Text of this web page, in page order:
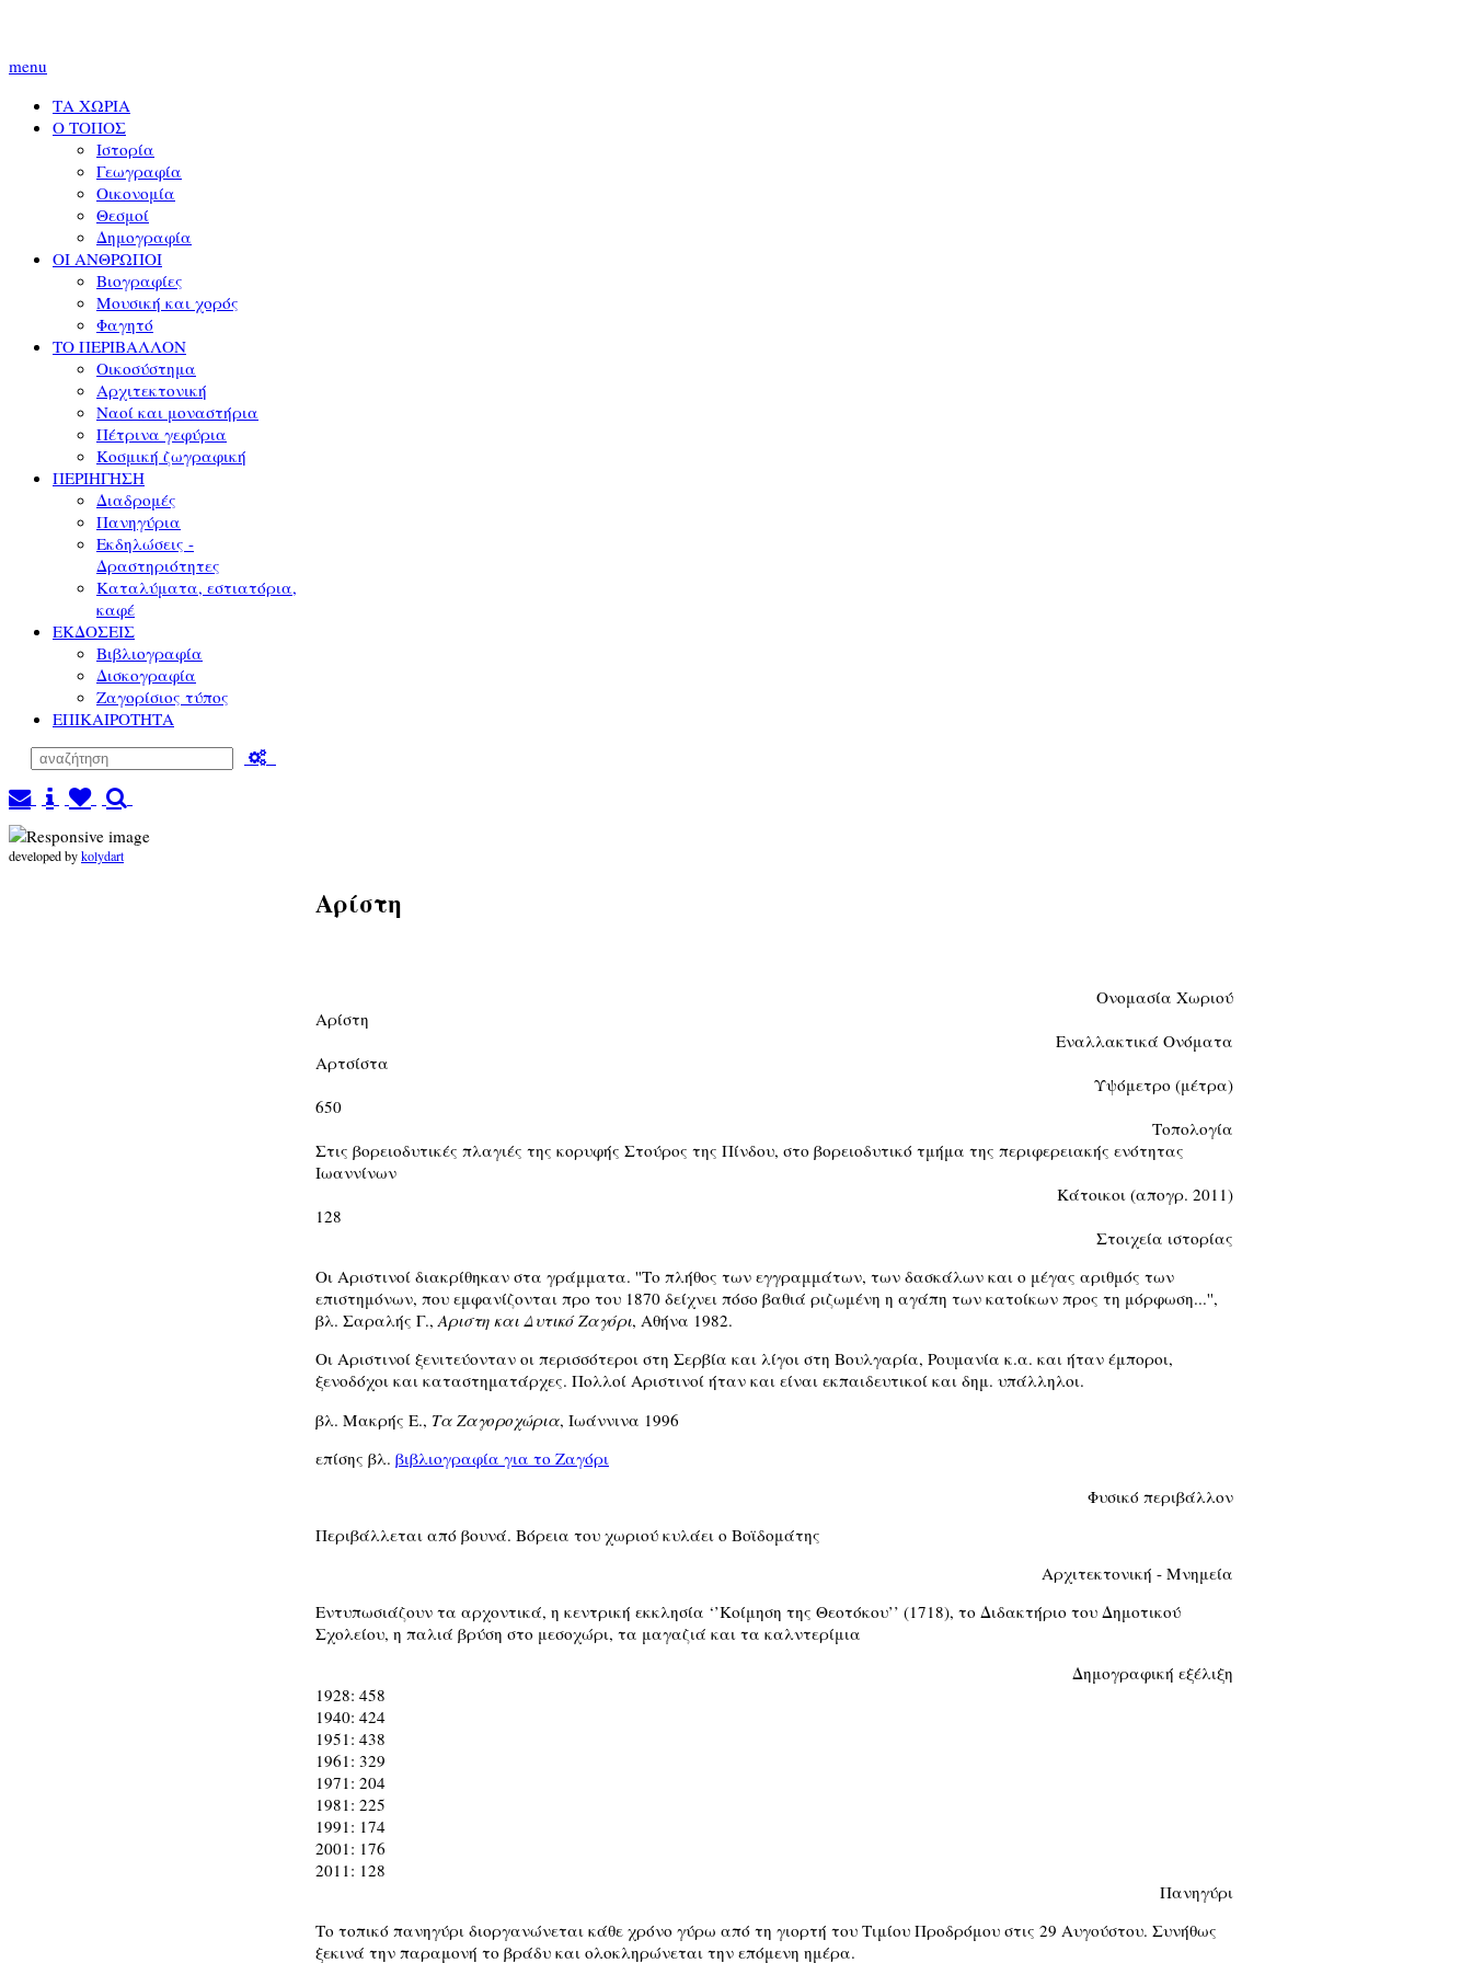
menu
ΤΑ ΧΩΡΙΑ
Ο ΤΟΠΟΣ
Ιστορία
Γεωγραφία
Οικονομία
Θεσμοί
Δημογραφία
ΟΙ ΑΝΘΡΩΠΟΙ
Βιογραφίες
Μουσική και χορός
Φαγητό
ΤΟ ΠΕΡΙΒΑΛΛΟΝ
Οικοσύστημα
Αρχιτεκτονική
Ναοί και μοναστήρια
Πέτρινα γεφύρια
Κοσμική ζωγραφική
ΠΕΡΙΗΓΗΣΗ
Διαδρομές
Πανηγύρια
Εκδηλώσεις -
Δραστηριότητες
Καταλύματα, εστιατόρια,
καφέ
ΕΚΔΟΣΕΙΣ
Βιβλιογραφία
Δισκογραφία
Ζαγορίσιος τύπος
ΕΠΙΚΑΙΡΟΤΗΤΑ
developed bykolydart
Αρίστη
Ονομασία Χωριού
Αρίστη
Εναλλακτικά Ονόματα
Αρτσίστα
Υψόμετρο (μέτρα)
650
Τοπολογία
Στις βορειοδυτικές πλαγιές της κορυφής Στούρος της Πίνδου, στο βορειοδυτικό τμήμα της περιφερειακής ενότητας
Ιωαννίνων
Κάτοικοι (απογρ. 2011)
128
Στοιχεία ιστορίας
Οι Αριστινοί διακρίθηκαν στα γράμματα. ''Το πλήθος των εγγραμμάτων, των δασκάλων και ο μέγας αριθμός των
επιστημόνων, που εμφανίζονται προ του 1870 δείχνει πόσο βαθιά ριζωμένη η αγάπη των κατοίκων προς τη μόρφωση...'',
βλ. Σαραλής Γ.,Αριστη και Δυτικό Ζαγόρι, Αθήνα 1982.
Οι Αριστινοί ξενιτεύονταν οι περισσότεροι στη Σερβία και λίγοι στη Βουλγαρία, Ρουμανία κ.α. και ήταν έμποροι,
ξενοδόχοι και καταστηματάρχες. Πολλοί Αριστινοί ήταν και είναι εκπαιδευτικοί και δημ. υπάλληλοι.
βλ. Μακρής Ε., Τα Ζαγοροχώρια, Ιωάννινα 1996
επίσης βλ. βιβλιογραφία για το Ζαγόρι
Φυσικό περιβάλλον
Περιβάλλεται από βουνά. Βόρεια του χωριού κυλάει ο Βοϊδομάτης
Αρχιτεκτονική - Μνημεία
Εντυπωσιάζουν τα αρχοντικά, η κεντρική εκκλησία ‘’Κοίμηση της Θεοτόκου’’ (1718), το Διδακτήριο του Δημοτικού
Σχολείου, η παλιά βρύση στο μεσοχώρι, τα μαγαζιά και τα καλντερίμια
Δημογραφική εξέλιξη
1928: 458
1940: 424
1951: 438
1961: 329
1971: 204
1981: 225
1991: 174
2001: 176
2011: 128
Πανηγύρι
Το τοπικό πανηγύρι διοργανώνεται κάθε χρόνο γύρω από τη γιορτή του Τιμίου Προδρόμου στις 29 Αυγούστου. Συνήθως
ξεκινά την παραμονή το βράδυ και ολοκληρώνεται την επόμενη ημέρα.